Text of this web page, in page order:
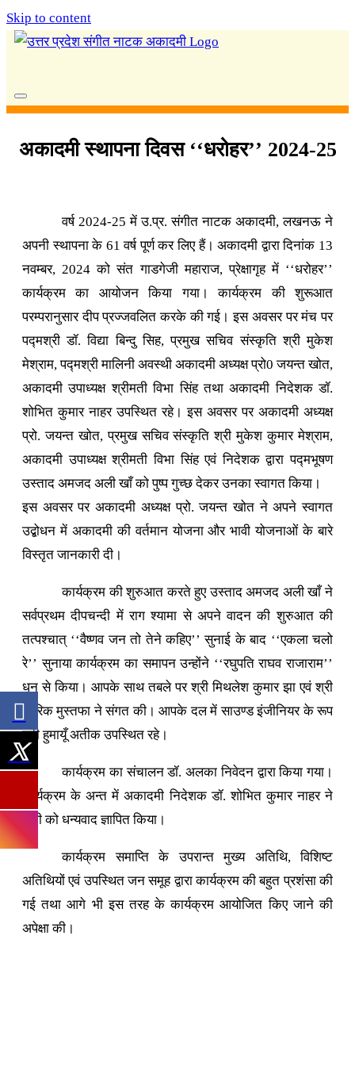
Skip to content
अकादमी स्थापना दिवस ‘‘धरोहर’’ 2024-25
वर्ष 2024-25 में उ.प्र. संगीत नाटक अकादमी, लखनऊ ने
अपनी स्थापना के 61 वर्ष पूर्ण कर लिए हैं। अकादमी द्वारा दिनांक 13
नवम्बर, 2024 को संत गाडगेजी महाराज, प्रेक्षागृह में ‘‘धरोहर’’
कार्यक्रम का आयोजन किया गया। कार्यक्रम की शुरूआत
परम्परानुसार दीप प्रज्जवलित करके की गई। इस अवसर पर मंच पर
पद्मश्री डॉ. विद्या बिन्दु सिह, प्रमुख सचिव संस्कृति श्री मुकेश
मेश्राम, पद्मश्री मालिनी अवस्थी अकादमी अध्यक्ष प्रो0 जयन्त खोत,
अकादमी उपाध्यक्ष श्रीमती विभा सिंह तथा अकादमी निदेशक डॉ.
शोभित कुमार नाहर उपस्थित रहे। इस अवसर पर अकादमी अध्यक्ष
प्रो. जयन्त खोत, प्रमुख सचिव संस्कृति श्री मुकेश कुमार मेश्राम,
अकादमी उपाध्यक्ष श्रीमती विभा सिंह एवं निदेशक द्वारा पद्मभूषण
उस्ताद अमजद अली खाँ को पुष्प गुच्छ देकर उनका स्वागत किया।
इस अवसर पर अकादमी अध्यक्ष प्रो. जयन्त खोत ने अपने स्वागत
उद्बोधन में अकादमी की वर्तमान योजना और भावी योजनाओं के बारे
विस्तृत जानकारी दी।
कार्यक्रम की शुरुआत करते हुए उस्ताद अमजद अली खाँ ने
सर्वप्रथम दीपचन्दी में राग श्यामा से अपने वादन की शुरुआत की
तत्पश्चात् ‘‘वैष्णव जन तो तेने कहिए’’ सुनाई के बाद ‘‘एकला चलो
रे’’ सुनाया कार्यक्रम का समापन उन्होंने ‘‘रघुपति राघव राजाराम’’
धुन से किया। आपके साथ तबले पर श्री मिथलेश कुमार झा एवं श्री
शारिक मुस्तफा ने संगत की। आपके दल में साउण्ड इंजीनियर के रूप
श्री हुमायूँ अतीक उपस्थित रहे।
कार्यक्रम का संचालन डॉ. अलका निवेदन द्वारा किया गया।
कार्यक्रम के अन्त में अकादमी निदेशक डॉ. शोभित कुमार नाहर ने
सभी को धन्यवाद ज्ञापित किया।
कार्यक्रम समाप्ति के उपरान्त मुख्य अतिथि, विशिष्ट
अतिथियों एवं उपस्थित जन समूह द्वारा कार्यक्रम की बहुत प्रशंसा की
गई तथा आगे भी इस तरह के कार्यक्रम आयोजित किए जाने की
अपेक्षा की।